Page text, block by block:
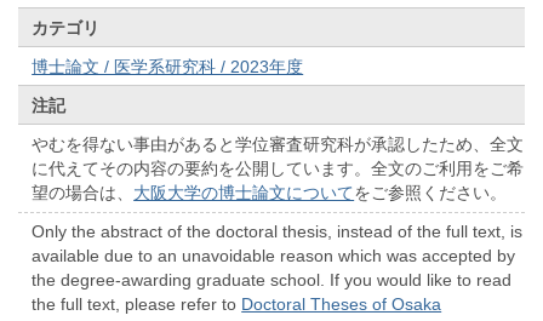
カテゴリ
博士論文 / 医学系研究科 / 2023年度
注記
やむを得ない事由があると学位審査研究科が承認したため、全文
に代えてその内容の要約を公開しています。全文のご利用をご希
望の場合は、 大阪大学の博士論文についてをご参照ください。
Only the abstract of the doctoral thesis, instead of the full text, is
available due to an unavoidable reason which was accepted by
the degree-awarding graduate school. If you would like to read
the full text, please refer to Doctoral Theses of Osaka